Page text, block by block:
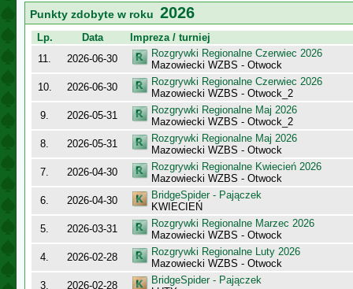
Punkty zdobyte w roku 2026
Lp. Data
Impreza / turniej
11.
2026-06-30
Rozgrywki Regionalne Czerwiec 2026
Mazowiecki WZBS - Otwock
10.
2026-06-30
Rozgrywki Regionalne Czerwiec 2026
Mazowiecki WZBS - Otwock_2
9.
2026-05-31
Rozgrywki Regionalne Maj 2026
Mazowiecki WZBS - Otwock_2
8.
2026-05-31
Rozgrywki Regionalne Maj 2026
Mazowiecki WZBS - Otwock
7.
2026-04-30
Rozgrywki Regionalne Kwiecień 2026
Mazowiecki WZBS - Otwock
6.
2026-04-30
BridgeSpider - Pajączek
KWIECIEŃ
5.
2026-03-31
Rozgrywki Regionalne Marzec 2026
Mazowiecki WZBS - Otwock
4.
2026-02-28
Rozgrywki Regionalne Luty 2026
Mazowiecki WZBS - Otwock
3.
2026-02-28
BridgeSpider - Pajączek